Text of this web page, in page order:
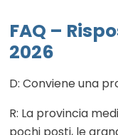
FAQ –
2026
D: Conviene una
R: La provincia